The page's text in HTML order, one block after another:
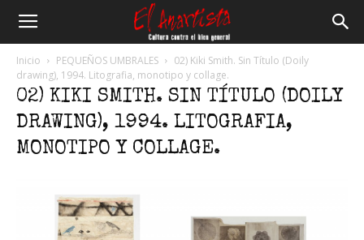
Anartista
Inicio PEQUEÑOS UMBRALES
02) Kiki Smith. Sin Título (Doily
drawing), 1994. Litografia, monotipo y collage.
02) KIKI SMITH. SIN TÍTULO (DOILY
DRAWING), 1994. LITOGRAFIA,
MONOTIPO Y COLLAGE.